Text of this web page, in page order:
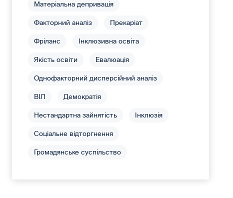
Матеріальна депривація
Факторний аналіз Прекаріат
Фріланс Інклюзивна освіта
Якість освіти Евалюація
Однофакторний дисперсійний аналіз
ВІЛ Демократія
Нестандартна зайнятість Інклюзія
Соціальне відторгнення
Громадянське суспільство